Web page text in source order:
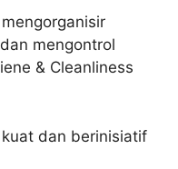
mengontrol
& Cleanliness
dan berinisiatif